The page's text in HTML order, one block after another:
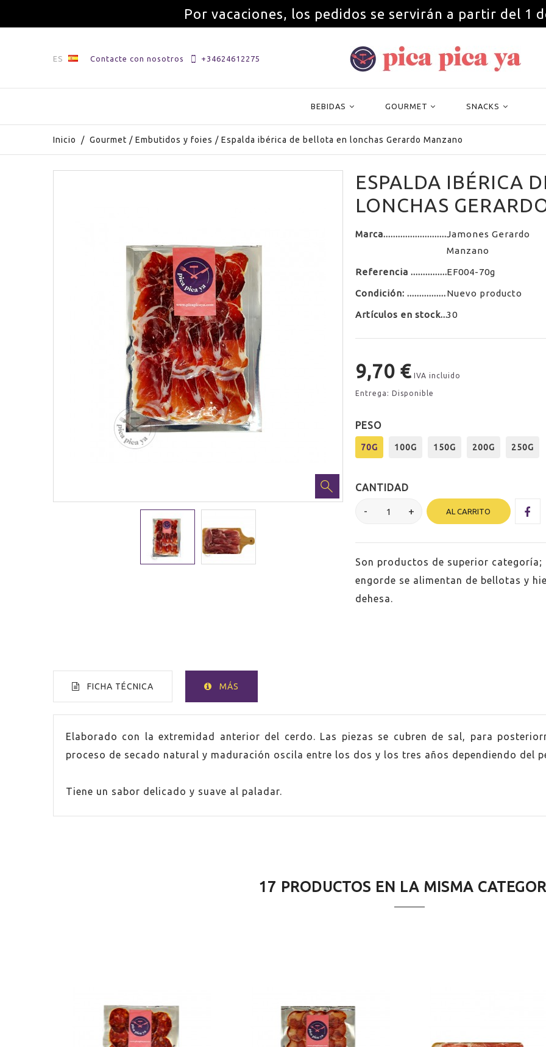
Por vacaciones, los pedidos se servirán a partir del 1
ES Contacte con nosotros +34624612275
BEBIDAS GOURMET SNACKS
Inicio / Gourmet / Embutidos y foies / Espalda ibérica de bellota en lonchas Gerardo Manzano
ESPALDA IBÉRICA
LONCHAS
Marca
Jamones Gerardo
Manzano
Referencia EF004-70g
Condición: Nuevo producto
Artículos en stock 30
9,70 € IVA incluido
Entrega: Disponible
PESO
70G 100G 150G 200G 250G
CANTIDAD
AL CARRITO
Son productos de superior categoría;
engorde se alimentan de bellotas y
dehesa.
FICHA TÉCNICA MÁS
PAÍS España
ENVASE 200g
Elaborado con la extremidad anterior del cerdo. Las piezas se cubren de sal, para
proceso de secado natural y maduración oscila entre los dos y los tres años dependiendo del
Tiene un sabor delicado y suave al paladar.
17 PRODUCTOS EN LA MISMA